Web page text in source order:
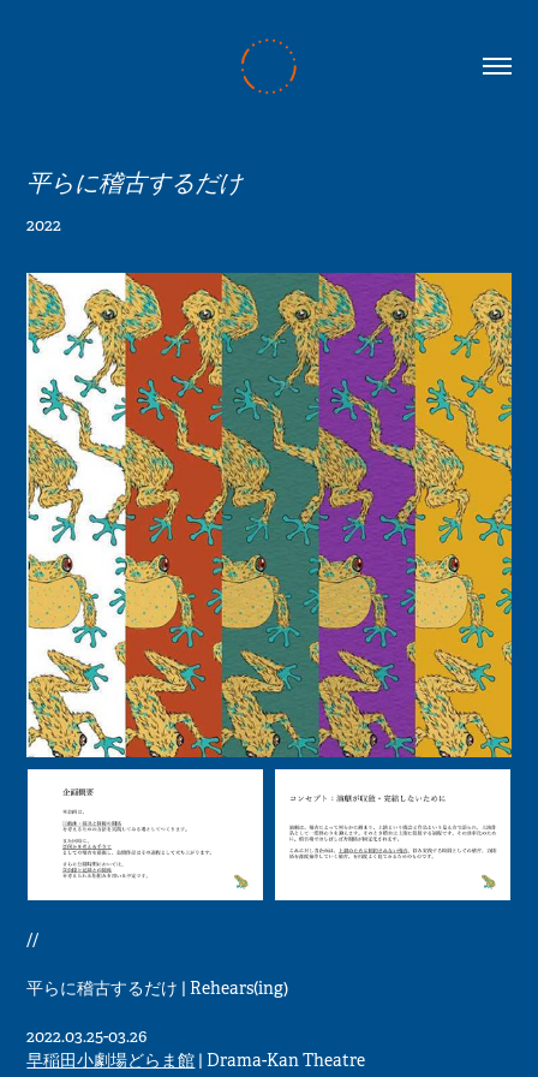
平らに稽古するだけ
2022
//
平らに稽古するだけ | Rehears(ing)
2022.03.25-03.26
早稲田小劇場どらま館 | Drama-Kan Theatre